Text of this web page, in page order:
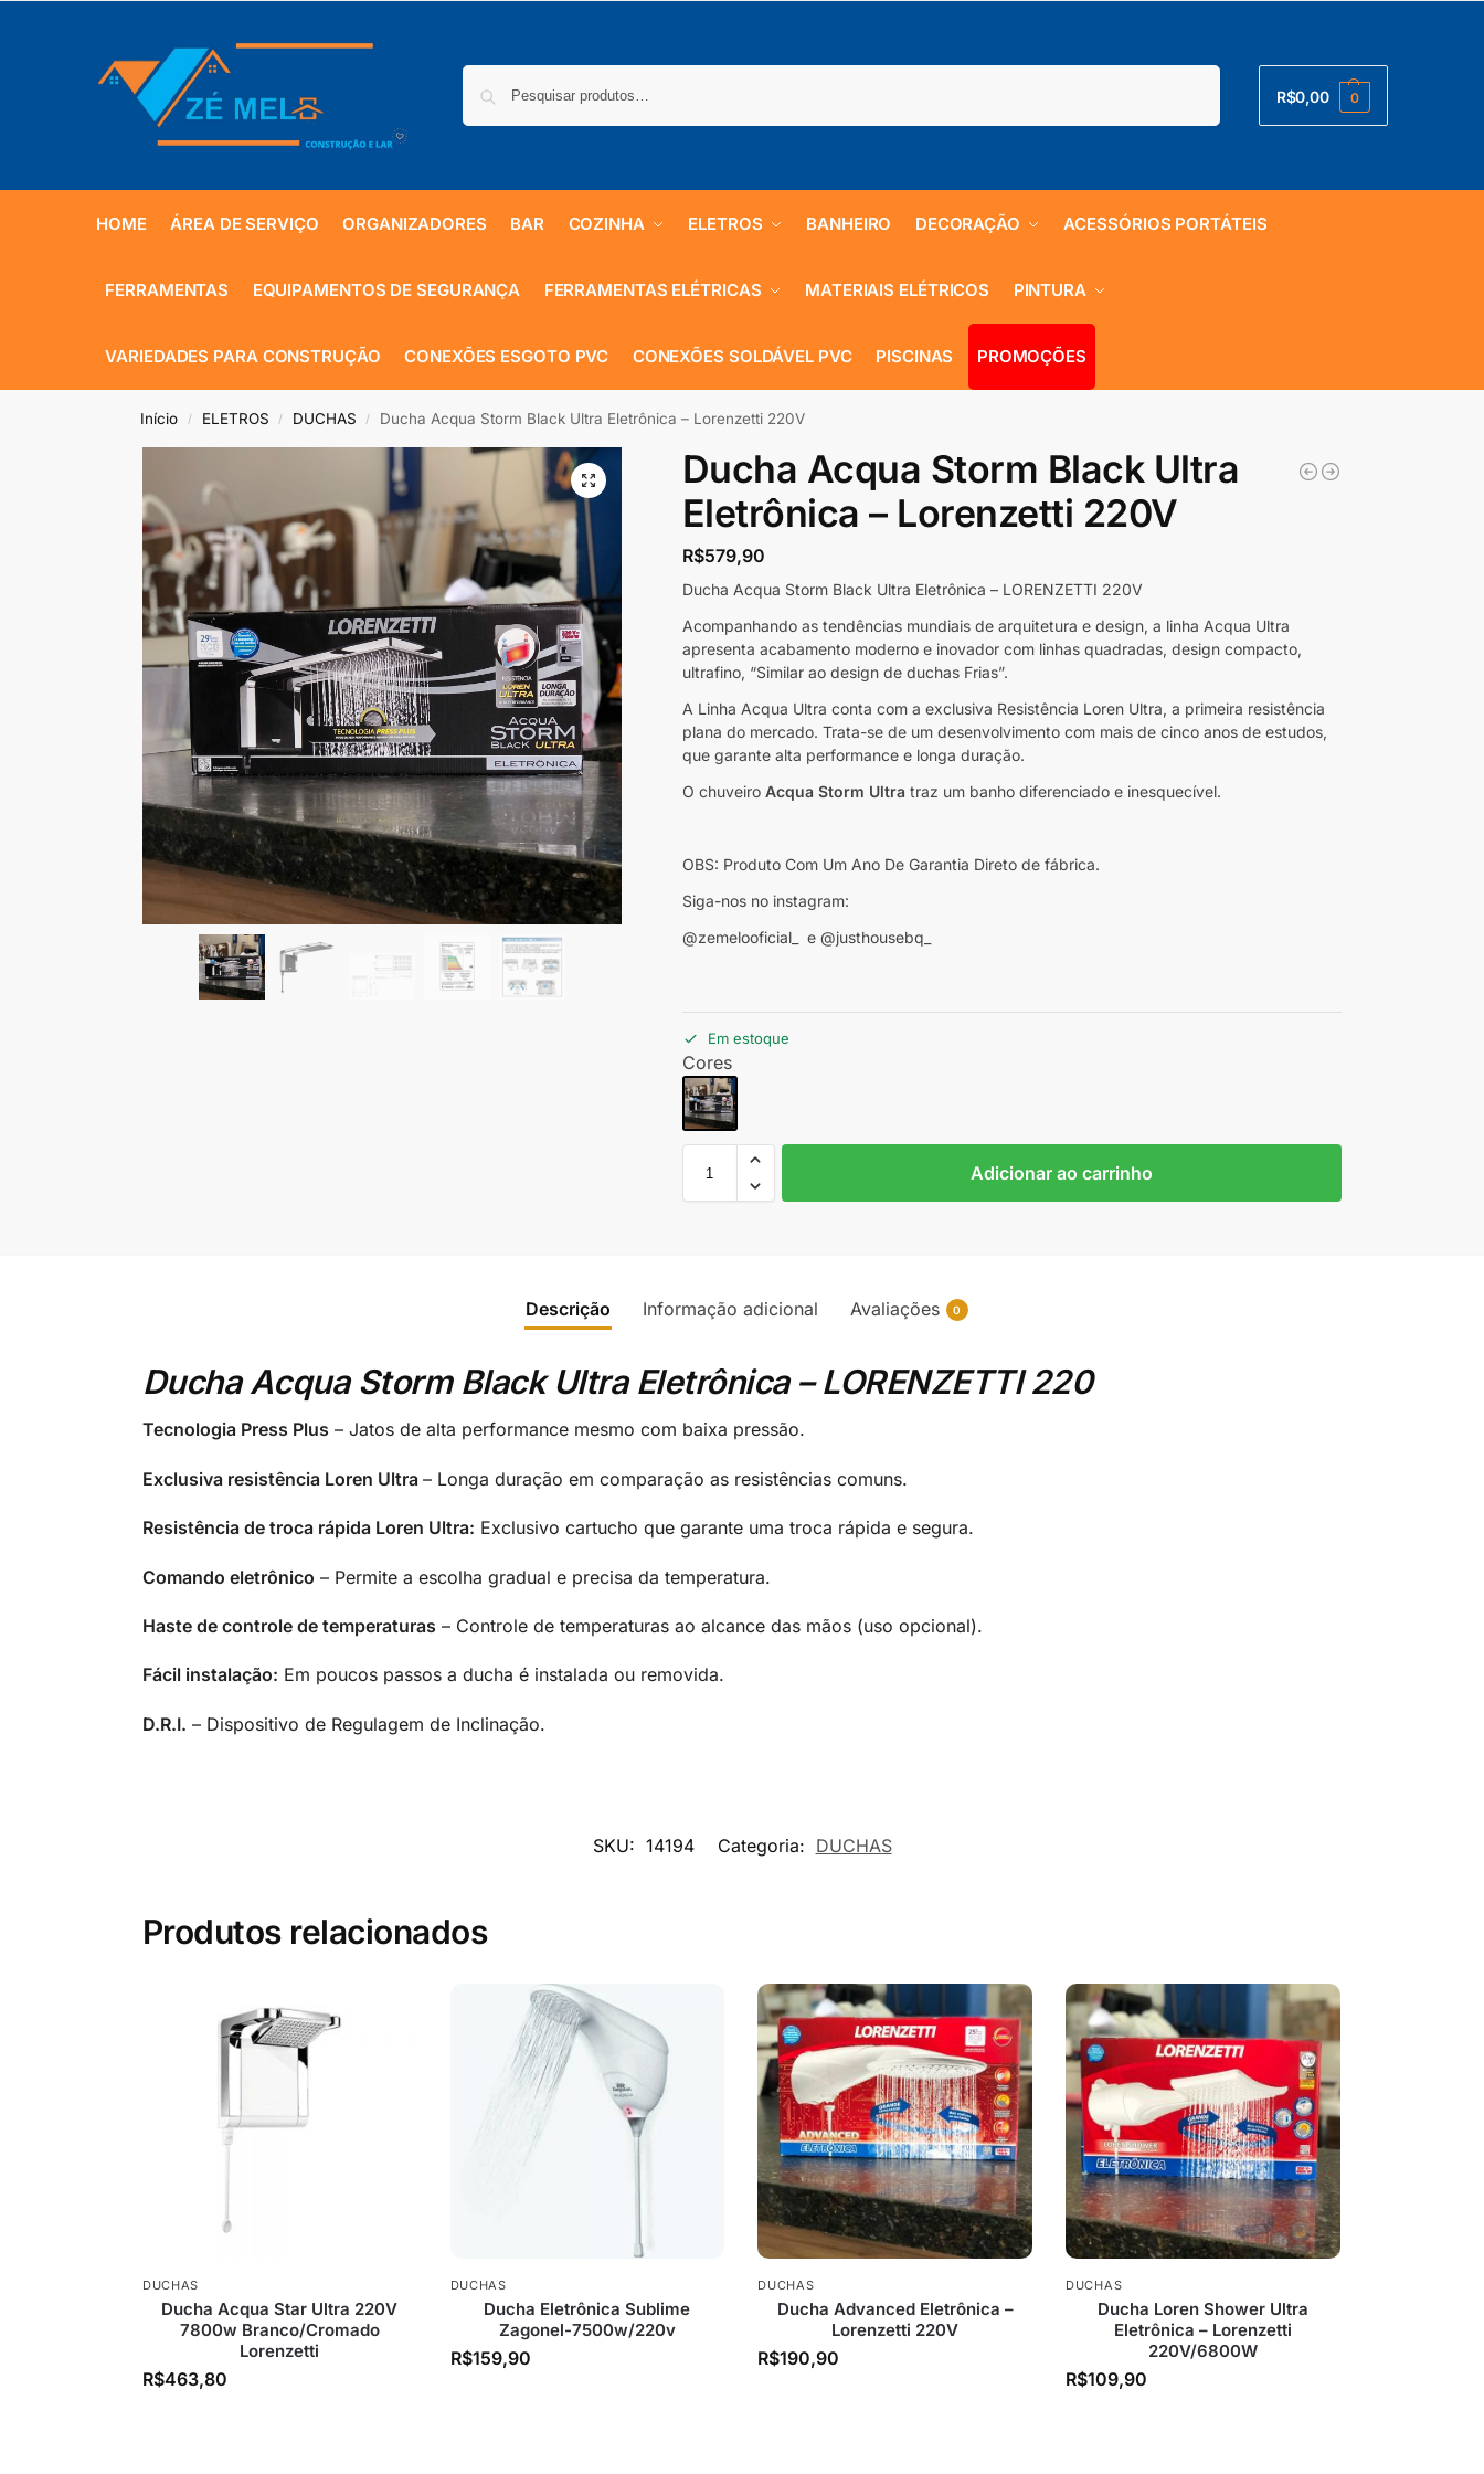
R$0,00 0
HOME ÁREA DE SERVIÇO ORGANIZADORES BAR COZINHA ELETROS BANHEIRO DECORAÇÃO ACESSÓRIOS PORTÁTEIS
FERRAMENTAS EQUIPAMENTOS DE SEGURANÇA FERRAMENTAS ELÉTRICAS MATERIAIS ELÉTRICOS PINTURA
VARIEDADES PARA CONSTRUÇÃO CONEXÕES ESGOTO PVC CONEXÕES SOLDÁVEL PVC PISCINAS PROMOÇÕES
Início / ELETROS / DUCHAS / Ducha Acqua Storm Black Ultra Eletrônica – Lorenzetti 220V
Ducha Acqua Storm Black Ultra
Eletrônica – Lorenzetti 220V
R$579,90
Ducha Acqua Storm Black Ultra Eletrônica – LORENZETTI 220V
Acompanhando as tendências mundiais de arquitetura e design, a linha Acqua Ultra
apresenta acabamento moderno e inovador com linhas quadradas, design compacto,
ultrafino, “Similar ao design de duchas Frias”.
A Linha Acqua Ultra conta com a exclusiva Resistência Loren Ultra, a primeira resistência
plana do mercado. Trata-se de um desenvolvimento com mais de cinco anos de estudos,
que garante alta performance e longa duração.
O chuveiro Acqua Storm Ultra traz um banho diferenciado e inesquecível.
OBS: Produto Com Um Ano De Garantia Direto de fábrica.
Siga-nos no instagram:
@zemelooficial_ e @justhousebq_
Em estoque
Cores
Adicionar ao carrinho
Descrição Informação adicional Avaliações 0
Ducha Acqua Storm Black Ultra Eletrônica – LORENZETTI 220
Tecnologia Press Plus – Jatos de alta performance mesmo com baixa pressão.
Exclusiva resistência Loren Ultra – Longa duração em comparação as resistências comuns.
Resistência de troca rápida Loren Ultra: Exclusivo cartucho que garante uma troca rápida e segura.
Comando eletrônico – Permite a escolha gradual e precisa da temperatura.
Haste de controle de temperaturas – Controle de temperaturas ao alcance das mãos (uso opcional).
Fácil instalação: Em poucos passos a ducha é instalada ou removida.
D.R.I. – Dispositivo de Regulagem de Inclinação.
SKU: 14194 Categoria: DUCHAS
Produtos relacionados
DUCHAS
Ducha Acqua Star Ultra 220V
7800w Branco/Cromado
Lorenzetti
R$463,80
DUCHAS
Ducha Eletrônica Sublime
Zagonel-7500w/220v
R$159,90
DUCHAS
Ducha Advanced Eletrônica –
Lorenzetti 220V
R$190,90
DUCHAS
Ducha Loren Shower Ultra
Eletrônica – Lorenzetti
220V/6800W
R$109,90